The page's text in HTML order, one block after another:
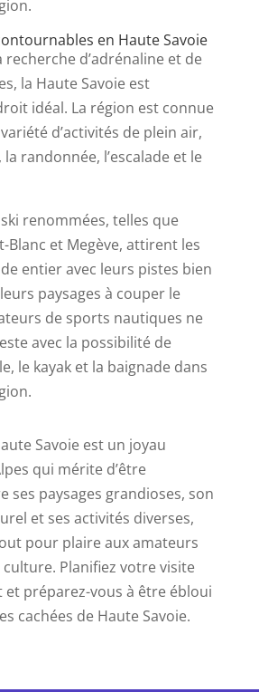
en Haute Savoie
recherche d’adrénaline et de
la Haute Savoie est
idéal. La région est connue
d’activités de plein air,
randonnée, l’escalade et le
renommées, telles que
Blanc et Megève, attirent les
entier avec leurs pistes bien
paysages à couper le
de sports nautiques ne
avec la possibilité de
le kayak et la baignade dans
Savoie est un joyau
qui mérite d’être
ses paysages grandioses, son
et ses activités diverses,
pour plaire aux amateurs
Planifiez votre visite
et préparez-vous à être ébloui
cachées de Haute Savoie.